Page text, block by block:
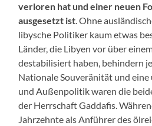
verloren hat und einer neuen
ausgesetzt ist. Ohne
libysche Politiker kaum etwas
Länder, die Libyen vor über
destabilisiert haben, behindern
Nationale Souveränität und eine
und Außenpolitik waren die
der Herrschaft Gaddafis.
Jahrzehnte als Anführer des